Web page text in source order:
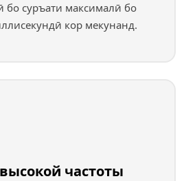
бо суръати максималӣ бо
кор мекунанд.
частоты